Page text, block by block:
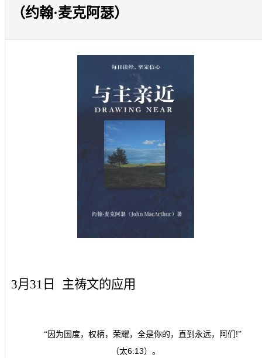
（约翰·麦克阿瑟）
3月31日 主祷文的应用
“因为国度，权柄，荣耀，全是你的，直到永远，阿们 !”
（太6:13）。